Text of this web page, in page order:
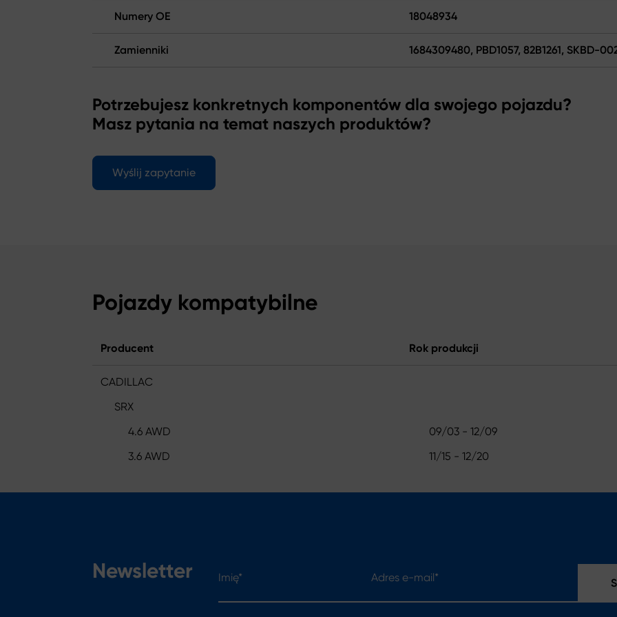
Numery OE 18048934
Zamienniki 1684309480, PBD1057, 82B1261, SKBD-
Potrzebujesz konkretnych komponentów dla swojego pojazdu?
Masz pytania na temat naszych produktów?
Wyślij zapytanie
Pojazdy kompatybilne
Producent Rok produkcji
CADILLAC
SRX
4.6 AWD
09/03 - 12/09
3.6 AWD
11/15 - 12/20
Newsletter